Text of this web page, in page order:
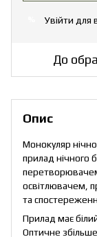
Увійти для
До
Опис
Монокуляр
прилад нічного
освітлювачем,
та
Прилад має
Оптичне